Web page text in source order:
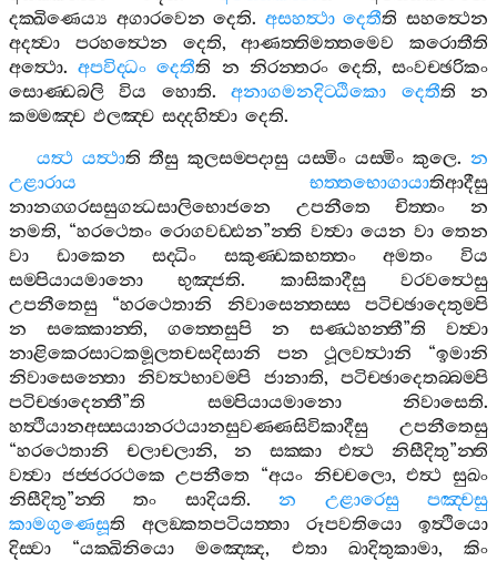
දක‍්ඛිණෙය්‍ය අගාරවෙන දෙති. අසහත්‍ථා දෙතීති සහත්‍ථෙන
අදත්‍වා
පරහත්‍ථෙන දෙති,ආණත‍්තිමත‍්තමෙව
කරොතීති
අත්‍ථො.අපවිද‍්ධං දෙතීති න නිරන‍්තරං දෙති,සංවච‍්ඡරිකං
සොණ‍්ඩබලි
විය හොති.අනාගමනදිට‍්ඨිකො දෙතීති
න
කම‍්මඤ‍්ච ඵලඤ‍්ච සද‍්දහිත්‍වා දෙති.
යත්‍ථ යත්‍ථාති තීසු කුලසම‍්පදාසු යස‍්මිං යස‍්මිං කුලෙ.න
උළාරාය
භත‍්තභොගායාතිආදීසු
නානග‍්ගරසසුගන්‍ධසාලිභොජනෙ
උපනීතෙ චිත‍්තං
න
නමති, “හරථෙතං රොගවඩ‍්ඪන”න‍්ති වත්‍වා යෙන වා තෙන
වා
ඩාකෙන සද‍්ධිං සකුණ‍්ඩකභත‍්තං අමතං
විය
සම‍්පියායමානො
භුඤ‍්ජති. කාසිකාදීසු
වරවත්‍ථෙසු
උපනීතෙසු “හරථෙතානි නිවාසෙන‍්තස‍්ස
පටිච‍්ඡාදෙතුම‍්පි
න
සක‍්කොන‍්ති, ගත‍්තෙසුපි න සණ‍්ඨහන‍්තී”ති
වත්‍වා
නාළිකෙරසාටකමූලතචසදිසානි
පන ථූලවත්‍ථානි “ඉමානි
නිවාසෙන‍්තො නිවත්‍ථභාවම‍්පි ජානාති,පටිච‍්ඡාදෙතබ‍්බම‍්පි
පටිච‍්ඡාදෙන‍්තී”ති සම‍්පියායමානො නිවාසෙති.
හත්‍ථියානඅස‍්සයානරථයානසුවණ‍්ණසිවිකාදීසු
උපනීතෙසු
“හරථෙතානි චලාචලානි,න සක‍්කා එත්‍ථ නිසීදිතු”න‍්ති
වත්‍වා ජජ‍්ජරරථකෙ උපනීතෙ “අයං නිච‍්චලො,එත්‍ථ සුඛං
නිසීදිතු”න‍්ති තං සාදියති.න උළාරෙසු
පඤ‍්චසු
කාමගුණෙසූති අලඞ‍්කතපටියත‍්තා රූපවතියො
ඉත්‍ථියො
දිස‍්වා “යක‍්ඛිනියො මඤ‍්ඤෙ, එතා ඛාදිතුකාමා,කිං